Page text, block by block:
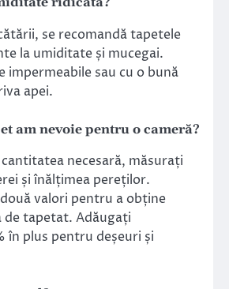
se recomandă tapetele
la umiditate și mucegai.
impermeabile sau cu o bună
apei.
am nevoie pentru o cameră?
necesară, măsurați
și înălțimea pereților.
valori pentru a obține
tapetat. Adăugați
în plus pentru deșeuri și